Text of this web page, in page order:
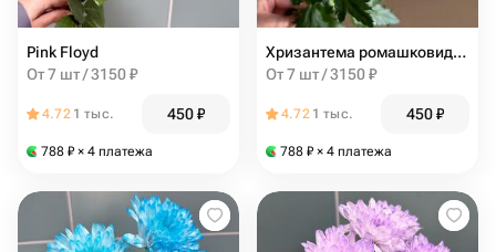
Pink Floyd
От 7 шт / 3150 ₽
4.72 1 тыс. 450₽
788 ₽ × 4 платежа
Хризантема ромашковидная
От 7 шт / 3150 ₽
4.72 1 тыс. 450₽
788 ₽ × 4 платежа